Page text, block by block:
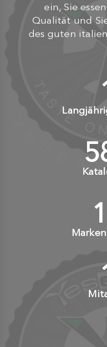
ein, Sie
Qualität und
des guten